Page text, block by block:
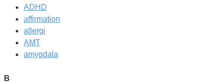
ADHD
affirmation
allergi
AMT
amygdala
B